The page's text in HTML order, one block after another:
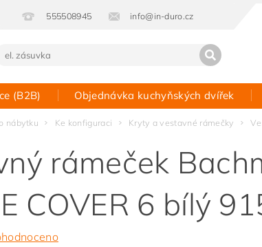
555508945 info@in-duro.cz
(B2B) Objednávka kuchyňských dvířek
nábytku Ke konfiguraci Kryty a vestavné rámečky
rámeček
COVER 6 bílý